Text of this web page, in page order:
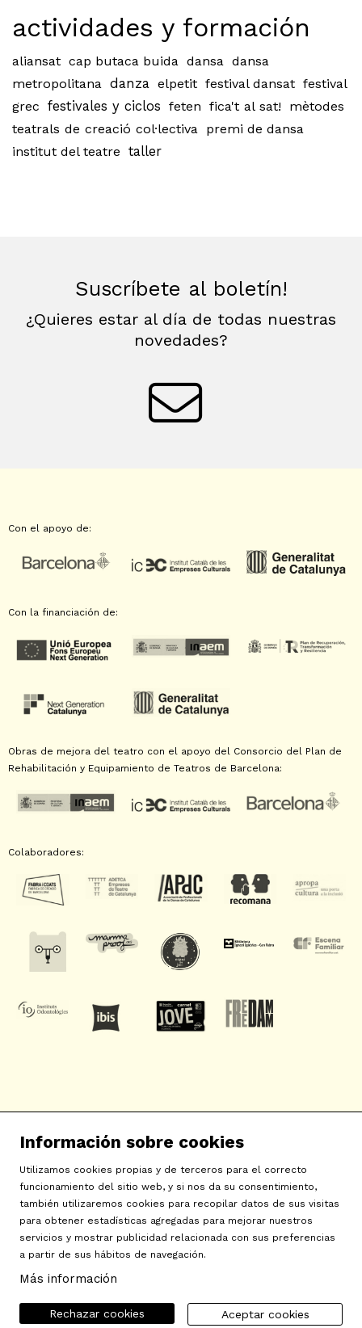
actividades y formación
aliansat cap butaca buida dansa dansa
metropolitana danza elpetit festival dansat festival
grec festivales y ciclos feten fica't al sat!
mètodes
teatrals de creació col·lectiva premi de dansa
institut del teatre taller
Suscríbete al boletín!
¿Quieres estar al día de todas nuestras
novedades?
Con el apoyo de:
Con la financiación de:
Obras de mejora del teatro con el apoyo del Consorcio del Plan de
Rehabilitación y Equipamiento de Teatros de Barcelona:
Colaboradores:
c/ Neopàtria, 54
08030 Barcelona
info@sat-teatre.cat | 933457930
Sitemap | Aviso Legal | Uso de Cookies | Contactar
Política de privacidad
| Declaración de accesibilidad
Información sobre cookies
Utilizamos cookies propias y de terceros para el correcto
funcionamiento del sitio web, y si nos da su consentimiento,
también utilizaremos cookies para recopilar datos de sus visitas
para obtener estadísticas agregadas para mejorar nuestros
servicios y mostrar publicidad relacionada con sus preferencias
a partir de sus hábitos de navegación.
Más información
Aceptar cookies
Rechazar cookies